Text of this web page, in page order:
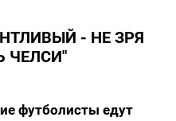
- НЕ ЗРЯ
ЧЕЛСИ"
футболисты едут